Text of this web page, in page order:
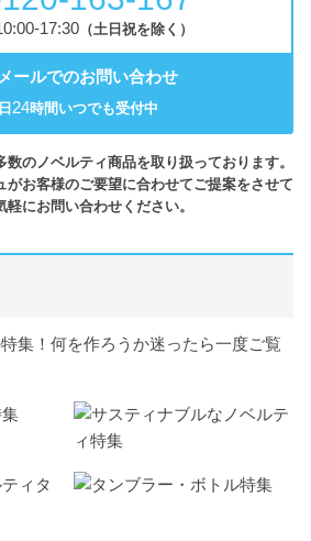
17:30（土日祝を除く）
メールでのお問い合わせ
日24時間いつでも受付中
のノベルティ商品を取り扱っております。
がお客様のご要望に合わせてご提案をさせて
にお問い合わせください。
集！何を作ろうか迷ったら一度ご覧